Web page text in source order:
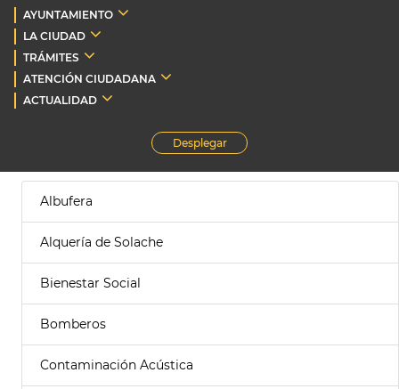
AYUNTAMIENTO
LA CIUDAD
TRÁMITES
ATENCIÓN CIUDADANA
ACTUALIDAD
Desplegar
Albufera
Alquería de Solache
Bienestar Social
Bomberos
Contaminación Acústica